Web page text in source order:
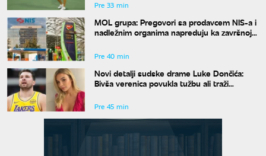
Pre 33 min
MOL grupa: Pregovori sa prodavcem NIS-a i
nadležnim organima napreduju ka završnoj
Pre 40 min
Novi detalji sudske drame Luke Dončića:
Bivša verenica povukla tužbu ali traži
Pre 45 min